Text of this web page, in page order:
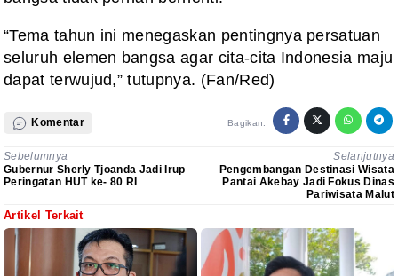
“Tema tahun ini menegaskan pentingnya persatuan
seluruh elemen bangsa agar cita-cita Indonesia maju
dapat terwujud,” tutupnya. (Fan/Red)
Komentar Bagikan:
Sebelumnya
Gubernur Sherly Tjoanda Jadi Irup
Peringatan HUT ke- 80 RI
Selanjutnya
Pengembangan Destinasi Wisata
Pantai Akebay Jadi Fokus Dinas
Pariwisata Malut
Artikel Terkait